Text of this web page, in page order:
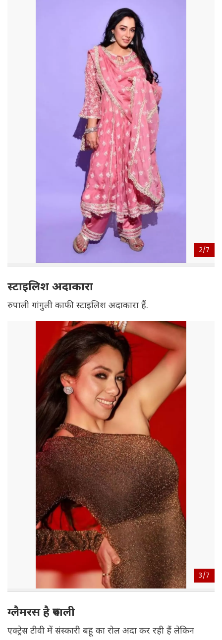
2/7
स्टाइलिश अदाकारा
रुपाली गांगुली काफी स्टाइलिश अदाकारा हैं.
3/7
ग्लैमरस है रुपाली
एक्ट्रेस टीवी में संस्कारी बहू का रोल अदा कर रही हैं लेकिन